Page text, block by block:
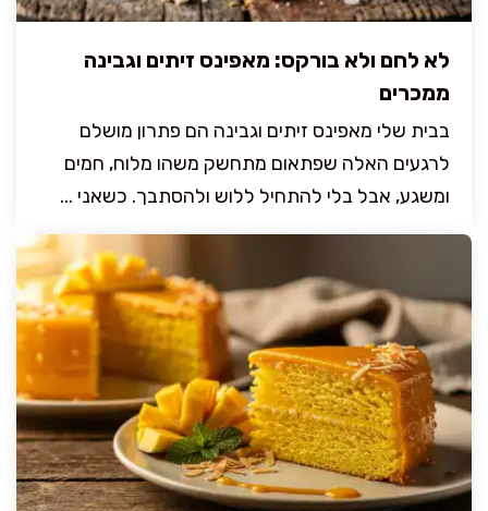
לא לחם ולא בורקס: מאפינס זיתים וגבינה
ממכרים
בבית שלי מאפינס זיתים וגבינה הם פתרון מושלם
לרגעים האלה שפתאום מתחשק משהו מלוח, חמים
ומשגע, אבל בלי להתחיל ללוש ולהסתבך. כשאני ...